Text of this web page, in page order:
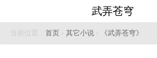
武弄苍穹
当前位置： 首页 › 其它小说 › 《武弄苍穹》